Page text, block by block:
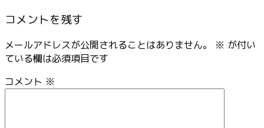
コメントを残す
メールアドレスが公開されることはありません。 ※ が付い
ている欄は必須項目です
コメント ※